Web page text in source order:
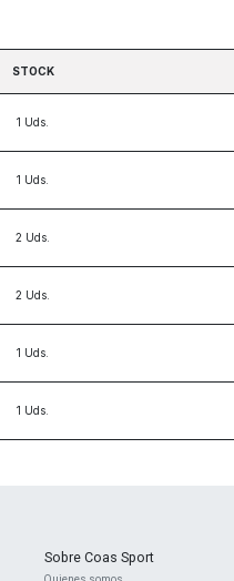
STOCK
1 Uds.
1 Uds.
2 Uds.
2 Uds.
1 Uds.
1 Uds.
Sobre Coas Sport